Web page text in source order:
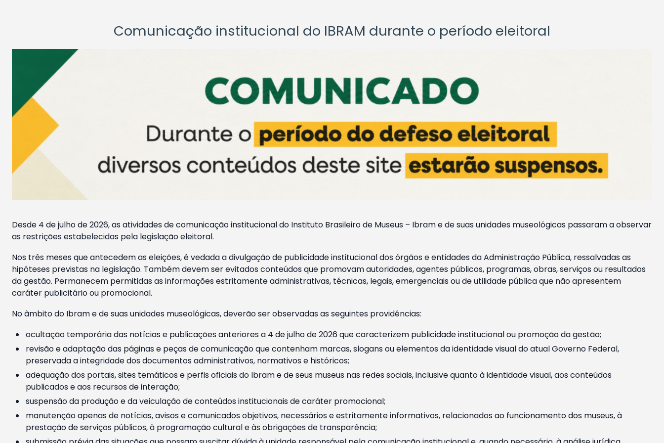
Comunicação institucional do IBRAM durante o período eleitoral
Desde 4 de julho de 2026, as atividades de comunicação institucional do Instituto Brasileiro de Museus – Ibram e de suas unidades museológicas passaram a observar
as restrições estabelecidas pela legislação eleitoral.
Nos três meses que antecedem as eleições, é vedada a divulgação de publicidade institucional dos órgãos e entidades da Administração Pública, ressalvadas as
hipóteses previstas na legislação. Também devem ser evitados conteúdos que promovam autoridades, agentes públicos, programas, obras, serviços ou resultados
da gestão. Permanecem permitidas as informações estritamente administrativas, técnicas, legais, emergenciais ou de utilidade pública que não apresentem
caráter publicitário ou promocional.
No âmbito do Ibram e de suas unidades museológicas, deverão ser observadas as seguintes providências:
ocultação temporária das notícias e publicações anteriores a 4 de julho de 2026 que caracterizem publicidade institucional ou promoção da gestão;
revisão e adaptação das páginas e peças de comunicação que contenham marcas, slogans ou elementos da identidade visual do atual Governo Federal,
preservada a integridade dos documentos administrativos, normativos e históricos;
adequação dos portais, sites temáticos e perfis oficiais do Ibram e de seus museus nas redes sociais, inclusive quanto à identidade visual, aos conteúdos
publicados e aos recursos de interação;
suspensão da produção e da veiculação de conteúdos institucionais de caráter promocional;
manutenção apenas de notícias, avisos e comunicados objetivos, necessários e estritamente informativos, relacionados ao funcionamento dos museus, à
prestação de serviços públicos, à programação cultural e às obrigações de transparência;